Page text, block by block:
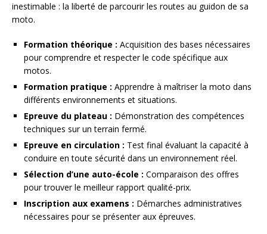
inestimable : la liberté de parcourir les routes au guidon de sa
moto.
Formation théorique : Acquisition des bases nécessaires
pour comprendre et respecter le code spécifique aux
motos.
Formation pratique : Apprendre à maîtriser la moto dans
différents environnements et situations.
Epreuve du plateau : Démonstration des compétences
techniques sur un terrain fermé.
Epreuve en circulation : Test final évaluant la capacité à
conduire en toute sécurité dans un environnement réel.
Sélection d’une auto-école : Comparaison des offres
pour trouver le meilleur rapport qualité-prix.
Inscription aux examens : Démarches administratives
nécessaires pour se présenter aux épreuves.